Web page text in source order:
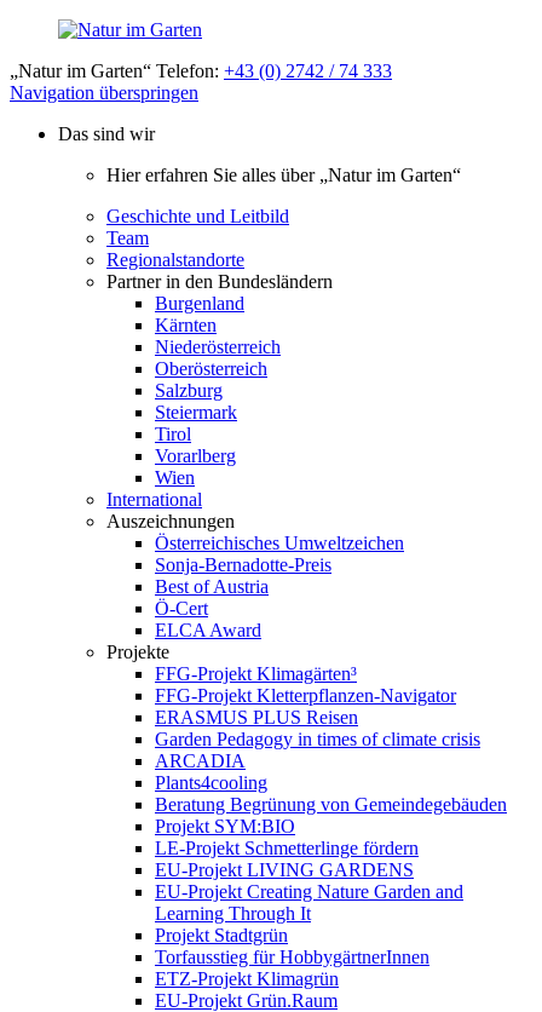
„Natur im Garten“ Telefon: +43 (0) 2742 / 74 333
Navigation überspringen
Das sind wir
Hier erfahren Sie alles über „Natur im Garten“
Geschichte und Leitbild
Team
Regionalstandorte
Partner in den Bundesländern
Burgenland
Kärnten
Niederösterreich
Oberösterreich
Salzburg
Steiermark
Tirol
Vorarlberg
Wien
International
Auszeichnungen
Österreichisches Umweltzeichen
Sonja-Bernadotte-Preis
Best of Austria
Ö-Cert
ELCA Award
Projekte
FFG-Projekt Klimagärten³
FFG-Projekt Kletterpflanzen-Navigator
ERASMUS PLUS Reisen
Garden Pedagogy in times of climate crisis
ARCADIA
Plants4cooling
Beratung Begrünung von Gemeindegebäuden
Projekt SYM:BIO
LE-Projekt Schmetterlinge fördern
EU-Projekt LIVING GARDENS
EU-Projekt Creating Nature Garden and
Learning Through It
Projekt Stadtgrün
Torfausstieg für HobbygärtnerInnen
ETZ-Projekt Klimagrün
EU-Projekt Grün.Raum